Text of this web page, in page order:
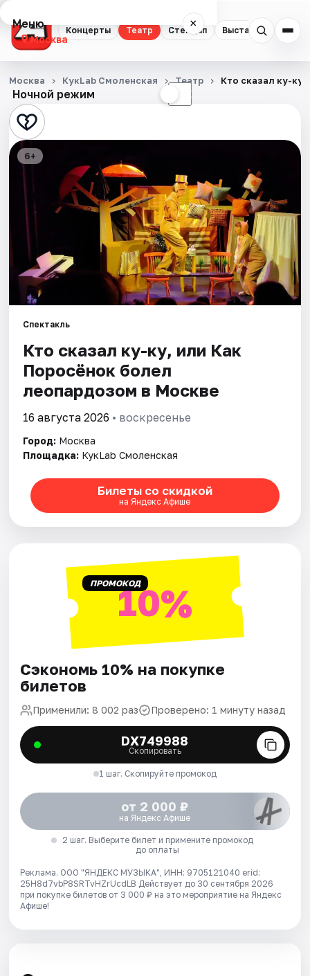
Концерты Театр Стендап Выставки
Меню ×
Москва
Концерты
Театр
Стендап
Выставки
Квесты
Экскурсии
Спорт
События
Города
Площадки
Рейтинги
Ночной режим ☾
Москва КукLab Смоленская Театр Кто сказал ку-
6+
Спектакль
Кто сказал ку-ку, или Как
Поросёнок болел
леопардозом в Москве
16 августа 2026 • воскресенье
Город: Москва
Площадка: КукLab Смоленская
Билеты со скидкой
на Яндекс Афише
ПРОМОКОД10%
Сэкономь 10% на покупке
билетов
Применили: 8 002 раз Проверено: 1 минуту назад
DX749988
Скопировать
1 шаг. Скопируйте промокод
от 2 000 ₽
на Яндекс Афише
2 шаг. Выберите билет и примените промокод
до оплаты
Реклама. ООО "ЯНДЕКС МУЗЫКА", ИНН: 9705121040 erid:
25H8d7vbP8SRTvHZrUcdLB Действует до 30 сентября 2026
при покупке билетов от 3 000 ₽ на это мероприятие на Яндекс
Афише!